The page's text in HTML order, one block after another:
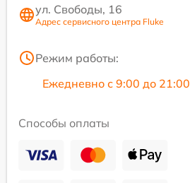
ул. Свободы, 16
Адрес сервисного центра Fluke
Режим работы:
Ежедневно с 9:00 до 21:00
Способы оплаты